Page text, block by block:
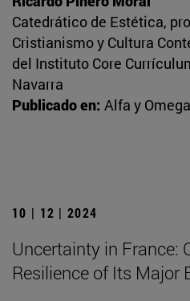
Catedrático de Estética,
Cristianismo y Cultura
del Instituto Core
Navarra
Publicado en: Alfa y Omega
10 | 12 | 2024
Uncertainty in France:
Resilience of Its Major